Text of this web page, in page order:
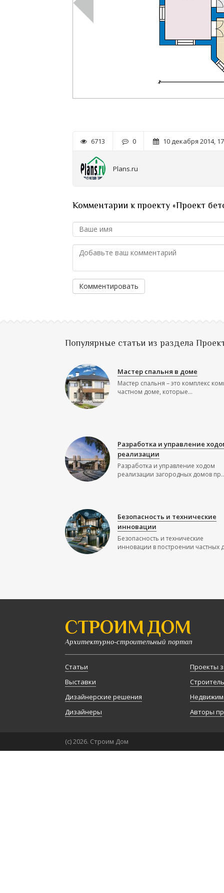
6713 0 10 декабря 2014,
Plans.ru
Комментарии к проекту «Проект
Комментировать
Популярные статьи из раздела
Мастер спальня в доме
Мастер спальня – это комплекс
частном доме, которые...
Разработка и управление
реализации
Разработка и управление ходом
реализации загородных домов
Безопасность и технические
инновации
Безопасность и технические
инновации в построении частных
СТРОИМ ДОМ
Архитектурно-строительный портал
Статьи
Выставки
Дизайнерские решения
Дизайнеры
Проекты
Авторы
(с) 2026. Строим Дом